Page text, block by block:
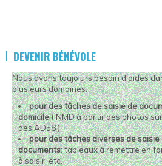
DEVENIR BÉNÉVOLE
Nous avons toujoiurs besoin d'aides
plusieurs domaines:
pour des tâches de saisie de
domicile( NMD à partir des photos
des AD58 ).
pour des tâches diverses de saisie
documents: tableaux à remettre en
à saisir, etc.